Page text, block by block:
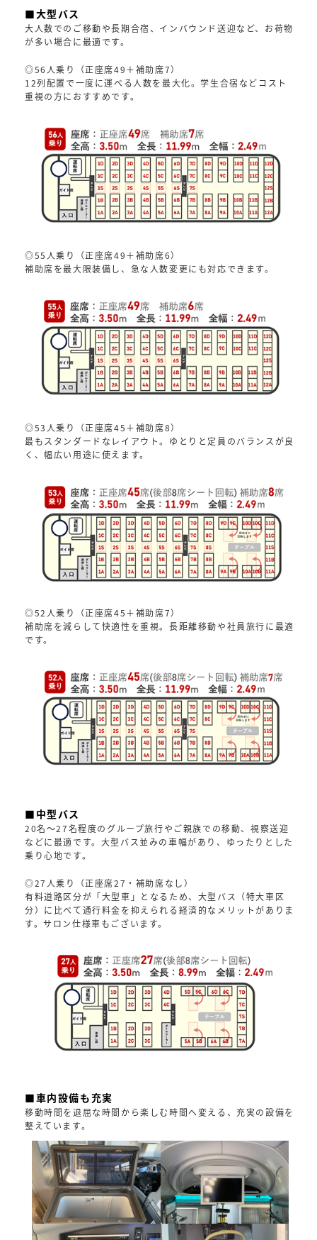
■大型バス
大人数でのご移動や長期合宿、インバウンド送迎など、お荷物
が多い場合に最適です。
◎56人乗り（正座席49＋補助席7）
12列配置で一度に運べる人数を最大化。学生合宿などコスト
重視の方におすすめです。
◎55人乗り（正座席49＋補助席6）
補助席を最大限装備し、急な人数変更にも対応できます。
◎53人乗り（正座席45＋補助席8）
最もスタンダードなレイアウト。ゆとりと定員のバランスが良
く、幅広い用途に使えます。
◎52人乗り（正座席45＋補助席7）
補助席を減らして快適性を重視。長距離移動や社員旅行に最適
です。
■中型バス
20名〜27名程度のグループ旅行やご親族での移動、視察送迎
などに最適です。大型バス並みの車幅があり、ゆったりとした
乗り心地です。
◎27人乗り（正座席27・補助席なし）
有料道路区分が「大型車」となるため、大型バス（特大車区
分）に比べて通行料金を抑えられる経済的なメリットがありま
す。サロン仕様車もございます。
■車内設備も充実
移動時間を退屈な時間から楽しむ時間へ変える、充実の設備を
整えています。